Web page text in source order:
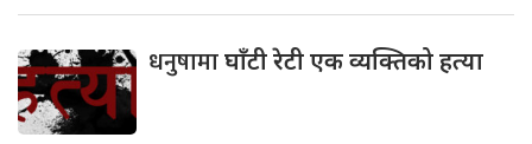
धनुषामाघाँटी रेटी एक व्यक्तिको हत्या